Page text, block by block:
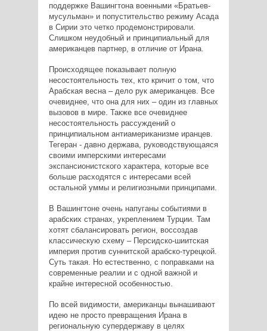
поддержке Вашингтона военными «Братьев-
мусульман» и попустительство режиму Асада
в Сирии это четко продемонстрировали.
Слишком неудобный и принципиальный для
американцев партнер, в отличие от Ирана.
Происходящее показывает полную
несостоятельность тех, кто кричит о том, что
Арабская весна – дело рук американцев. Все
очевиднее, что она для них – один из главных
вызовов в мире. Также все очевиднее
несостоятельность рассуждений о
принципиальном антиамериканизме иранцев.
Тегеран - давно держава, руководствующаяся
своими имперскими интересами
экспансионистского характера, которые все
больше расходятся с интересами всей
остальной уммы и религиозными принципами.
В Вашингтоне очень напуганы событиями в
арабских странах, укреплением Турции. Там
хотят сбалансировать регион, воссоздав
классическую схему – Персидско-шиитская
империя против суннитской арабско-турецкой.
Суть такая. Но естественно, с поправками на
современные реалии и с одной важной и
крайне интересной особенностью.
По всей видимости, американцы вынашивают
идею не просто превращения Ирана в
региональную супердержаву в целях